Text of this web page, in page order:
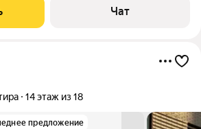
машинка. Заменены трубы.
Чат
14 этаж из 18
предложение